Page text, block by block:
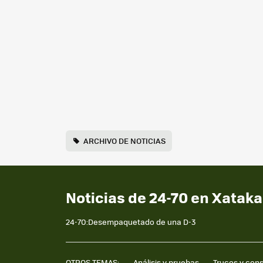
ARCHIVO DE NOTICIAS
Noticias de 24-70 en
24-70:Desempaquetado de una D-3